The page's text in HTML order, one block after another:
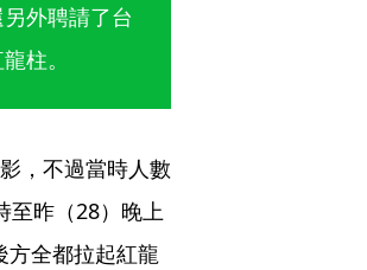
外聘請了台
柱。
，不過當時人數
至昨（28）晚上
方全都拉起紅龍